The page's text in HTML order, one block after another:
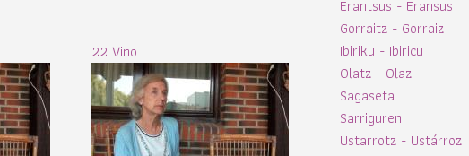
22 Vino
Erantsus - Eransus
Gorraitz - Gorraiz
Ibiriku - Ibiricu
Olatz - Olaz
Sagaseta
Sarriguren
Ustarrotz - Ustárroz